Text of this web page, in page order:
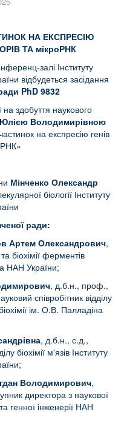
НА ЕКСПРЕСІЮ
ТА мікроРНК
залі Інституту
відбудеться засідання
PhD 9832
здобуття наукового
Володимирівною
на експресію генів
Мінченко Олександр
біології Інституту
ради:
Артем Олександрович,
біохімії ферментів
НАН України;
, д.б.н., проф.,
співробітник відділу
ім. О.В. Палладіна
, д.б.н., с.д.,
біохімії м'язів Інституту
Володимирович,
директора з наукової
генної інженерії НАН